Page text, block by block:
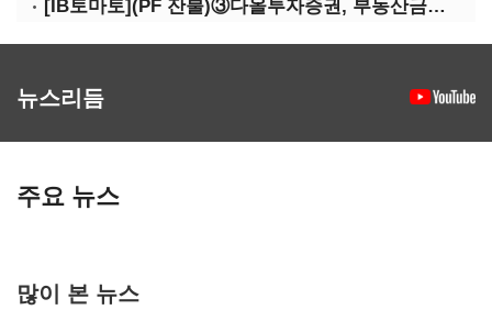
[IB토마토](PF 잔불)③다올투자증권, 부동산금융 줄였지만 정상화는 진행형
뉴스리듬
주요 뉴스
많이 본 뉴스